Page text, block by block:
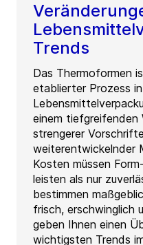
Trends
Das Thermoformen
etablierter Prozess
einem tiefgreifenden
strengerer
weiterentwickelnder
Kosten müssen
leisten als nur
bestimmen
frisch, erschwinglich
geben Ihnen einen
wichtigsten Trends